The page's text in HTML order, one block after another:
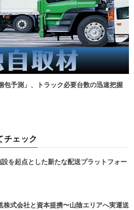
包予測」、トラック必要台数の迅速把握
チェック
を起点とした新たな配送プラットフォー
式会社と資本提携〜山陰エリアへ実運送